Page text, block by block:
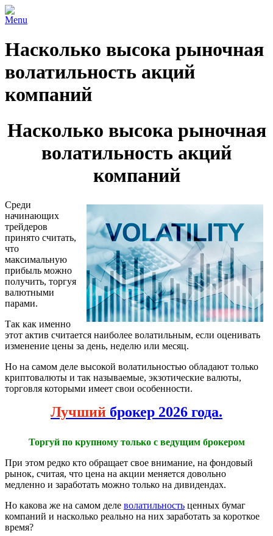
Menu
Насколько высока рыночная
волатильность акций
компаний
Насколько высока рыночная
волатильность акций
компаний
Среди
начинающих
трейдеров
принято считать,
что
максимальную
прибыль можно
получить, торгуя
валютными
парами.
Так как именно
этот актив считается наиболее волатильным, если оценивать
изменение цены за день, неделю или месяц.
Но на самом деле высокой волатильностью обладают только
криптовалюты и так называемые, экзотические валюты,
торговля которыми имеет свои особенности.
Лучший брокер 2026 года.
Торгуй по крупному только с ведущим брокером
При этом редко кто обращает свое внимание, на фондовый
рынок, считая, что цена на акции меняется довольно
медленно и заработать можно только на дивидендах.
Но какова же на самом деле волатильность ценных бумаг
компаний и насколько реально на них заработать за короткое
время?